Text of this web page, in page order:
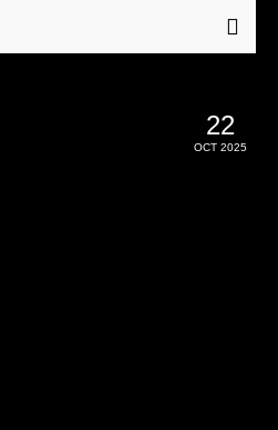
22
OCT 2025